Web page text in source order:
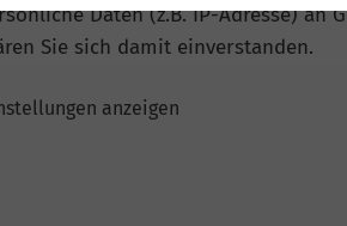
Daten (z.B. IP-Adresse) an
Sie sich damit einverstanden.
anzeigen